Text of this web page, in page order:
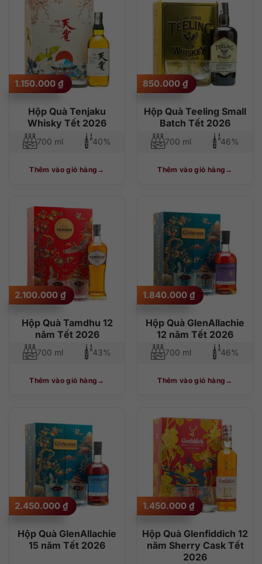
Hộp Quà Tenjaku
Whisky Tết 2026
1.150.000 ₫
700 ml 40%
Thêm vào giỏ hàng
Hộp Quà Teeling Small
Batch Tết 2026
850.000 ₫
700 ml 46%
Thêm vào giỏ hàng
Hộp Quà Tamdhu 12
năm Tết 2026
2.100.000 ₫
700 ml 43%
Thêm vào giỏ hàng
Hộp Quà GlenAllachie
12 năm Tết 2026
1.840.000 ₫
700 ml 46%
Thêm vào giỏ hàng
Hộp Quà GlenAllachie
15 năm Tết 2026
2.450.000 ₫
Hộp Quà Glenfiddich 12
năm Sherry Cask Tết
2026
1.450.000 ₫